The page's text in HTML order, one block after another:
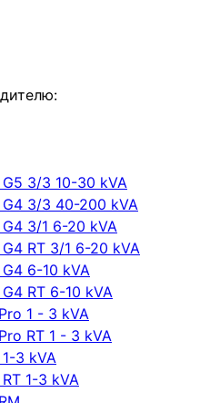
3/3 10-30 kVA
G4 3/3 40-200 kVA
3/1 6-20 kVA
RT 3/1 6-20 kVA
6-10 kVA
RT 6-10 kVA
1 - 3 kVA
RT 1 - 3 kVA
3 kVA
1-3 kVA